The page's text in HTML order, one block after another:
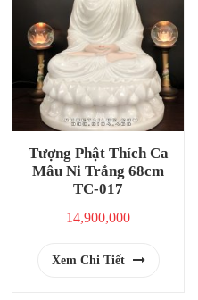
Tượng Phật Thích Ca
Mâu Ni Trắng 68cm
TC-017
14,900,000
Xem Chi Tiết